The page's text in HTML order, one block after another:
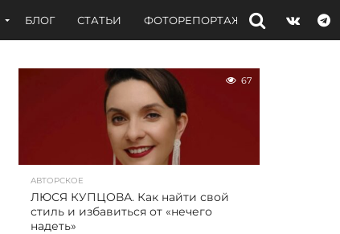
БЛОГ СТАТЬИ ФОТОРЕПОРТАЖИ ИНТЕРВЬЮ
67
АВТОРСКОЕ
ЛЮСЯ КУПЦОВА. Как найти свой
стиль и избавиться от «нечего
надеть»